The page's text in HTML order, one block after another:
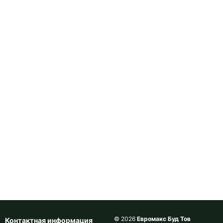
Контактная информация © 2026 Евромакс Буд Тов